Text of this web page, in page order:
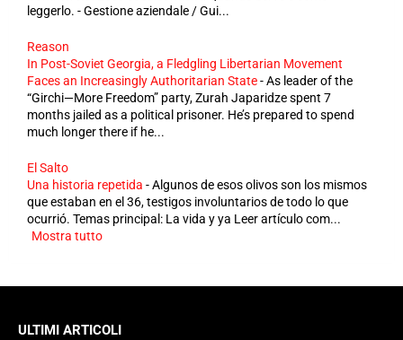
leggerlo. - Gestione aziendale / Gui...
Reason
In Post-Soviet Georgia, a Fledgling Libertarian Movement
Faces an Increasingly Authoritarian State-As leader of the
“Girchi—More Freedom” party, Zurah Japaridze spent 7
months jailed as a political prisoner. He’s prepared to spend
much longer there if he...
El Salto
Una historia repetida -Algunos de esos olivos son los mismos
que estaban en el 36, testigos involuntarios de todo lo que
ocurrió. Temas principal: La vida y ya Leer artículo com...
Mostra tutto
ULTIMI ARTICOLI